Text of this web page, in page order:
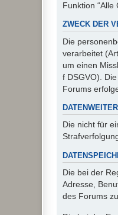
Funktion
ZWECK DER
Die
verarbeitet
um einen
f DSGVO).
Forums
Die nicht für
Die bei der
Adresse,
des Forums